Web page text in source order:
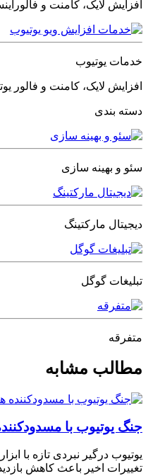
افزایش لایک، کامنت و
خدمات یوتیوب
افزایش لایک، کامنت و فالور
دسته بندی
سئو و بهینه سازی
دیجیتال مارکتینگ
تبلیغات گوگل
متفرقه
مطالب مشابه
جنگ یوتیوب با
یوتیوب درگیر نبردی تازه با
تغییرات اخیر باعث کاهش